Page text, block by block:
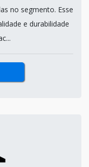
no segmento. Esse
e durabilidade